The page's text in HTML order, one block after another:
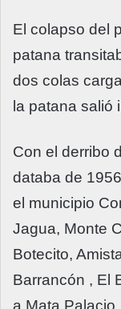
El colapso del
patana
dos colas
la patana salió
Con el derribo
databa de
el municipio
Jagua, Monte
Botecito,
Barrancón , El
a Mata Palacio.